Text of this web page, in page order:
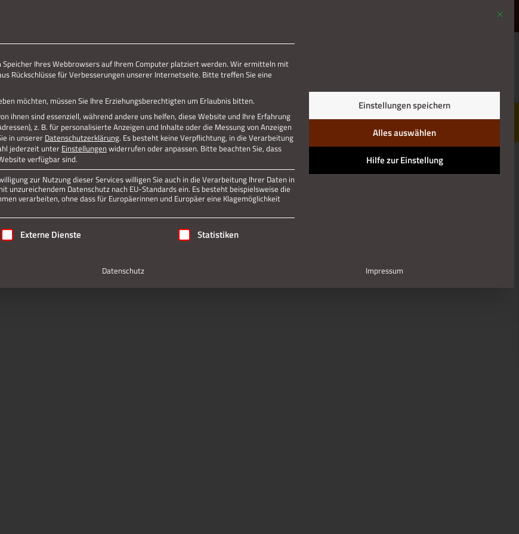
Jetzt teilen
Datenschutz Impressum
Mit
Ihres Webbrowsers auf Ihrem Computer platziert werden. Wir ermitteln mit
Rückschlüsse für Verbesserungen unserer Internetseite. Bitte treffen Sie eine
möchten, müssen Sie Ihre Erziehungsberechtigten um Erlaubnis bitten.
ihnen sind essenziell, während andere uns helfen, diese Website und Ihre Erfahrung
z. B. für personalisierte Anzeigen und Inhalte oder die Messung von Anzeigen
in unserer Datenschutzerklärung. Es besteht keine Verpflichtung, in die Verarbeitung
jederzeit unterEinstellungen widerrufen oder anpassen. Bitte beachten Sie, dass
verfügbar sind.
zur Nutzung dieser Services willigen Sie auch in die Verarbeitung Ihrer Daten in
unzureichendem Datenschutz nach EU-Standards ein. Es besteht beispielsweise die
verarbeiten, ohne dass für Europäerinnen und Europäer eine Klagemöglichkeit
werden kann. Die erste Service-Gruppe ist essenziell und kann nicht abgewählt werden.
Externe Dienste Statistiken
Einstellungen speichern
Alles auswählen
Hilfe zur Einstellung
Datenschutz Impressum